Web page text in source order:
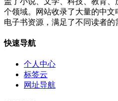
个领域。网站收录了大量的中
电子书资源，满足了不同读者的
快速导航
个人中心
标签云
网址导航